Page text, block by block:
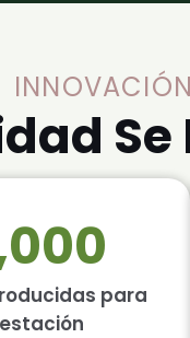
para